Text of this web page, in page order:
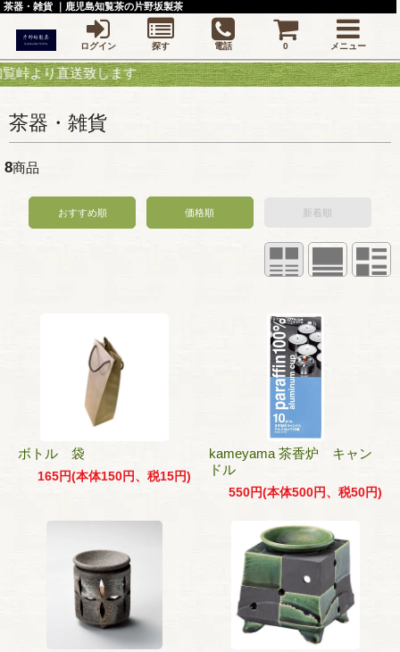
直送致します
茶器・雑貨
8商品
おすすめ順 価格順 新着順
ボトル 袋
165円(本体150円、税15円)
kameyama 茶香炉 キャン
ドル
550円(本体500円、税50円)
茶器・雑貨 ｜鹿児島知覧茶の片野坂製茶
ログイン 探す 電話 0 メニュー